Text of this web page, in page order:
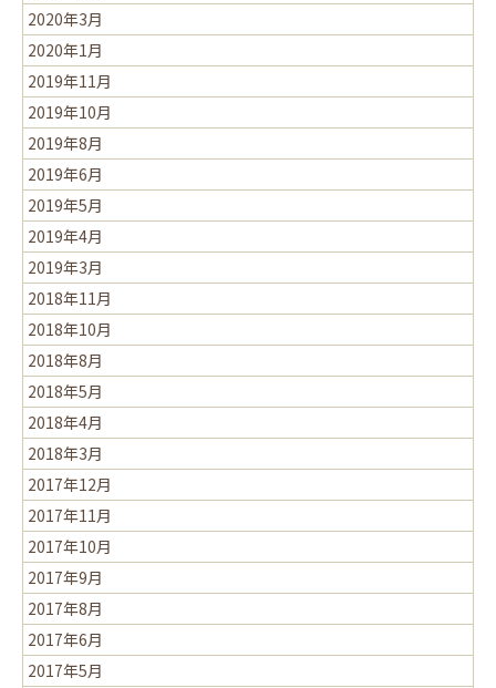
2020年3月
2020年1月
2019年11月
2019年10月
2019年8月
2019年6月
2019年5月
2019年4月
2019年3月
2018年11月
2018年10月
2018年8月
2018年5月
2018年4月
2018年3月
2017年12月
2017年11月
2017年10月
2017年9月
2017年8月
2017年6月
2017年5月